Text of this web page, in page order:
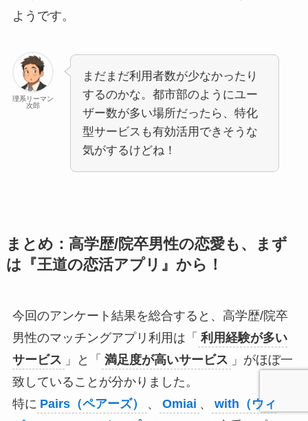
ようです。
理系リーマン
次郎
まだまだ利用者数が少なかったり
するのかな。都市部のようにユー
ザー数が多い場所だったら、特化
型サービスも有効活用できそうな
気がするけどね！
まとめ：高学歴/院卒男性の恋愛も、まず
は『王道の恋活アプリ』から！
今回のアンケート結果を総合すると、高学歴/院卒
男性のマッチングアプリ利用は「 利用経験が多い
サービス 」と「 満足度が高いサービス 」がほぼ一
致していることが分かりました。
特に Pairs（ペアーズ） 、 Omiai 、
with（ウィ